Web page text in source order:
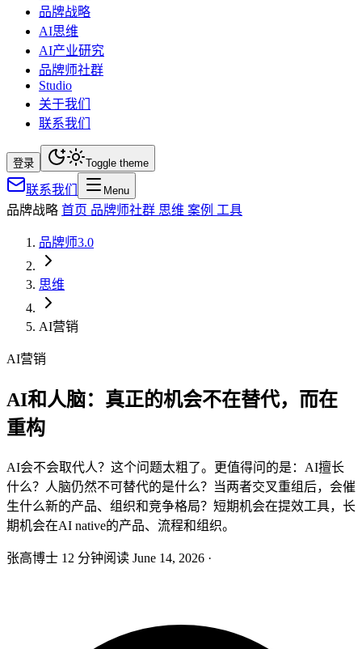
品牌战略
AI思维
AI产业研究
品牌师社群
Studio
关于我们
联系我们
登录 Toggle theme
联系我们 Menu
品牌战略 首页 品牌师社群 思维 案例 工具
品牌师3.0
思维
AI营销
AI营销
AI和人脑：真正的机会不在替代，而在
重构
AI会不会取代人？这个问题太粗了。更值得问的是：AI擅长
什么？人脑仍然不可替代的是什么？当两者交叉重组后，会催
生什么新的产品、组织和竞争格局？短期机会在提效工具，长
期机会在AI native的产品、流程和组织。
张高博士 12 分钟阅读 June 14, 2026 ·